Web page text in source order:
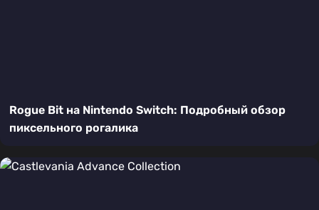
Rogue Bit на Nintendo Switch: Подробный обзор
пиксельного рогалика